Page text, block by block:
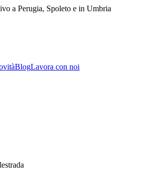
a Perugia, Spoleto e in Umbria
BlogLavora con noi